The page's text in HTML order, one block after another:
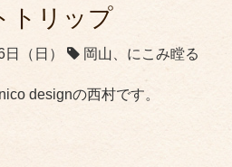
トリップ
（日） 岡山、にこみ瞠る
designの西村です。